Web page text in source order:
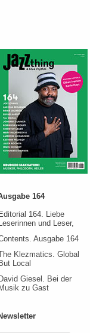
164
Editorial 164. Liebe
Leserinnen und Leser,
Ausgabe 164
The Klezmatics. Global
But Local
David Giesel. Bei der
Musik zu Gast